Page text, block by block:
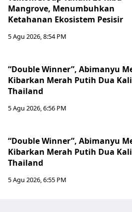
Mangrove, Menumbuhkan
Ketahanan Ekosistem Pesisir
5 Agu 2026, 8:54 PM
“Double Winner”, Abimanyu
Kibarkan Merah Putih Dua
Thailand
5 Agu 2026, 6:56 PM
“Double Winner”, Abimanyu
Kibarkan Merah Putih Dua
Thailand
5 Agu 2026, 6:55 PM